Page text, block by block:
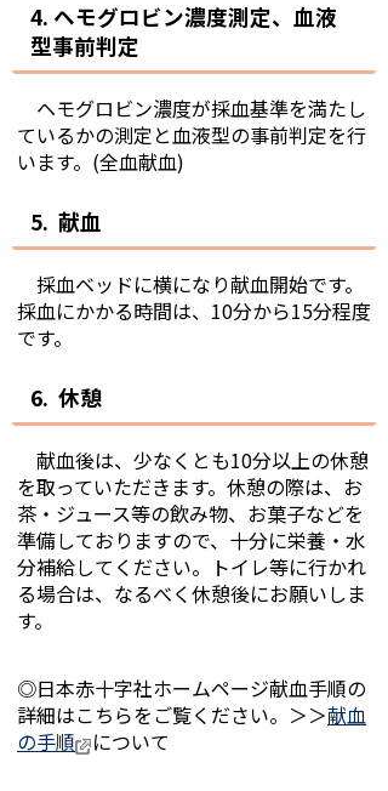
4. ヘモグロビン濃度測定、血液
型事前判定
ヘモグロビン濃度が採血基準を満たし
ているかの測定と血液型の事前判定を行
います。(全血献血)
5. 献血
採血ベッドに横になり献血開始です。
採血にかかる時間は、10分から15分程度
です。
6. 休憩
献血後は、少なくとも10分以上の休憩
を取っていただきます。休憩の際は、お
茶・ジュース等の飲み物、お菓子などを
準備しておりますので、十分に栄養・水
分補給してください。トイレ等に行かれ
る場合は、なるべく休憩後にお願いしま
す。
◎日本赤十字社ホームページ献血手順の
詳細はこちらをご覧ください。＞＞献血
の手順
について